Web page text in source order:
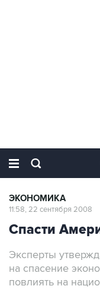
ЭКОНОМИКА
11:58, 22 сентября 2008
Спасти
Эксперты
на спасение
повлиять на